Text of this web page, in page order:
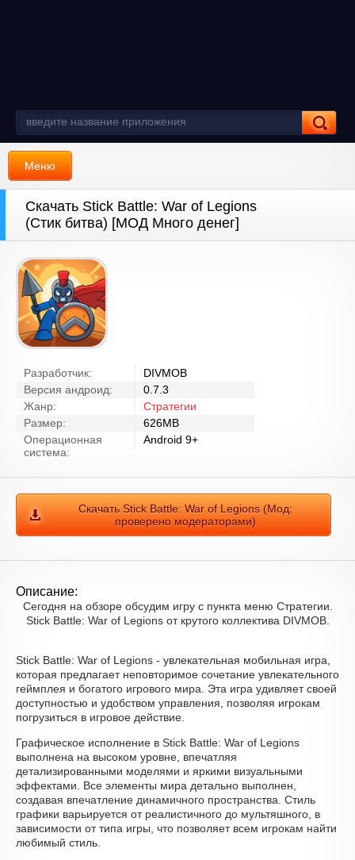
Меню
Скачать Stick Battle: War of Legions
(Стик битва) [МОД Много денег]
Разработчик:
DIVMOB
Версия андроид:
0.7.3
Жанр:
Стратегии
Размер:
626MB
Операционная
система:
Android 9+
Скачать Stick Battle: War of Legions (Мод:
проверено модераторами)
Описание:
Сегодня на обзоре обсудим игру с пункта меню Стратегии.
Stick Battle: War of Legions от крутого коллектива DIVMOB.
Stick Battle: War of Legions - увлекательная мобильная игра,
которая предлагает неповторимое сочетание увлекательного
геймплея и богатого игрового мира. Эта игра удивляет своей
доступностью и удобством управления, позволяя игрокам
погрузиться в игровое действие.
Графическое исполнение в Stick Battle: War of Legions
выполнена на высоком уровне, впечатляя
детализированными моделями и яркими визуальными
эффектами. Все элементы мира детально выполнен,
создавая впечатление динамичного пространства. Стиль
графики варьируется от реалистичного до мультяшного, в
зависимости от типа игры, что позволяет всем игрокам найти
любимый стиль.